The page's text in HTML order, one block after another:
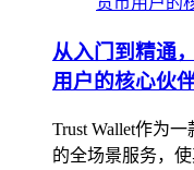
从入门到精通
用户的核心伙
Trust Wallet作为
的全场景服务，